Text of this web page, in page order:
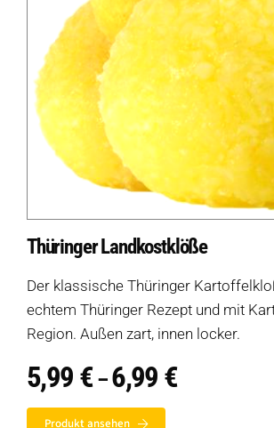
Thüringer Landkostklöße
Der klassische Thüringer
echtem Thüringer Rezept und mit
Region. Außen zart, innen locker.
5,99 € –6,99 €Preisspanne:
5,99 €
Produkt ansehen